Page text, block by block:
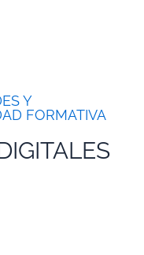
Y
FORMATIVA